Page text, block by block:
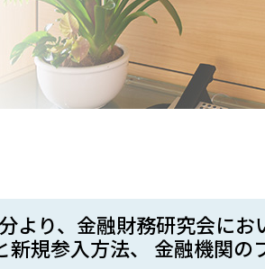
より、金融財務研究会にお
規参入方法、 金融機関の